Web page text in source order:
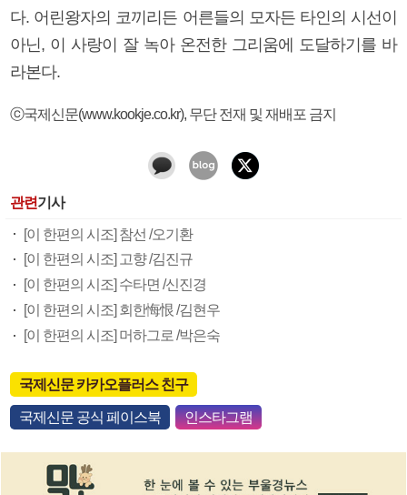
다. 어린왕자의 코끼리든 어른들의 모자든 타인의 시선이
아닌, 이 사랑이 잘 녹아 온전한 그리움에 도달하기를 바
라본다.
ⓒ국제신문(www.kookje.co.kr), 무단 전재 및 재배포 금지
관련기사
[이 한편의 시조] 참선 /오기환
[이 한편의 시조] 고향 /김진규
[이 한편의 시조] 수타면 /신진경
[이 한편의 시조] 회한悔恨 /김현우
[이 한편의 시조] 머하그로 /박은숙
국제신문 카카오플러스 친구
국제신문 공식 페이스북 인스타그램